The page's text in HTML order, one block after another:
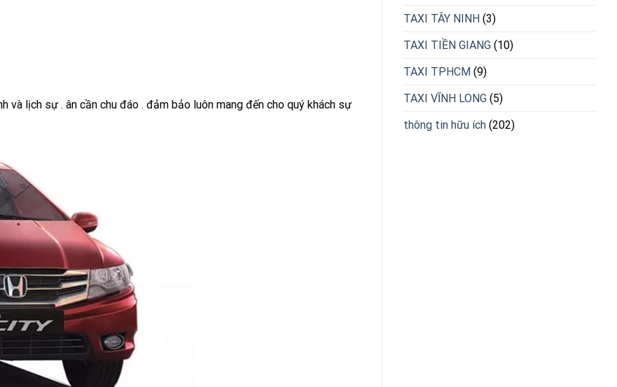
lịch sự . ân cần chu đáo . đảm bảo luôn mang đến cho quý khách sự
TAXI TÂY NINH (3)
TAXI TIỀN GIANG (10)
TAXI TPHCM (9)
TAXI VĨNH LONG (5)
thông tin hữu ích (202)